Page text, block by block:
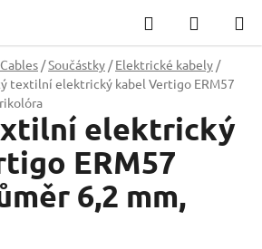
Hledat
KOŠÍK
/Součástky / Elektrické kabely /
textilní elektrický kabel Vertigo ERM57
elektrický
ERM57
6,2 mm,